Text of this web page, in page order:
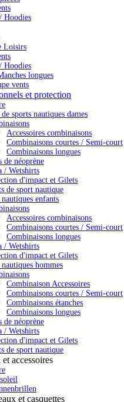
Hoodies
Loisirs
Hoodies
longues
vents
et protection
sports nautiques dames
Accessoires combinaisons
Combinaisons courtes / Semi-court
Combinaisons longues
de néoprène
/ Wetshirts
d'impact et Gilets
de sport nautique
enfants
Accessoires combinaisons
Combinaisons courtes / Semi-court
Combinaisons longues
/ Wetshirts
d'impact et Gilets
hommes
Combinaison Accessoires
Combinaisons courtes / Semi-court
Combinaisons étanches
Combinaisons longues
de néoprène
/ Wetshirts
d'impact et Gilets
de sport nautique
accessoires
et casquettes